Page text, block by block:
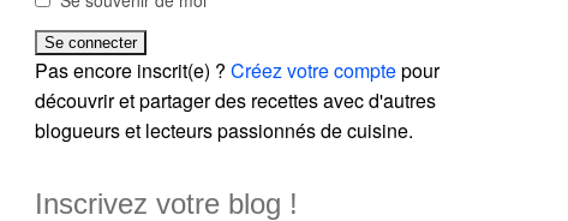
Pas encore inscrit(e) ?Créez votre comptepour
découvrir et partager des recettes avec d'autres
blogueurs et lecteurs passionnés de cuisine.
Inscrivez votre blog !